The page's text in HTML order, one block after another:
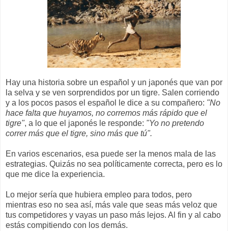
Hay una historia sobre un español y un japonés que van por
la selva y se ven sorprendidos por un tigre. Salen corriendo
y a los pocos pasos el español le dice a su compañero: "No
hace falta que huyamos, no corremos más rápido que el
tigre", a lo que el japonés le responde: "Yo no pretendo
correr más que el tigre, sino más que tú".
En varios escenarios, esa puede ser la menos mala de las
estrategias. Quizás no sea políticamente correcta, pero es lo
que me dice la experiencia.
Lo mejor sería que hubiera empleo para todos, pero
mientras eso no sea así, más vale que seas más veloz que
tus competidores y vayas un paso más lejos. Al fin y al cabo
estás compitiendo con los demás.